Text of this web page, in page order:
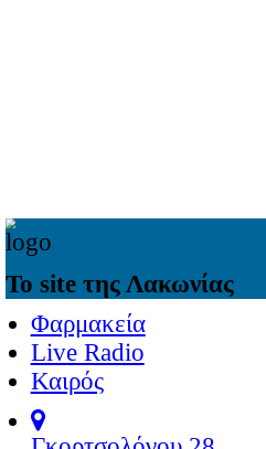
Ώρα για
24-07-2026